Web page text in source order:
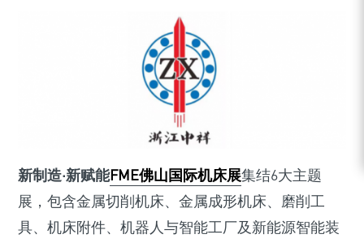
新制造·新赋能FME佛山国际机床展集结6大主题
展，包含金属切削机床、金属成形机床、磨削工
具、机床附件、机器人与智能工厂及新能源智能装